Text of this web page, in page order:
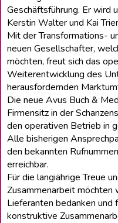
Geschäftsführung. Er wird
Kerstin Walter und Kai
Mit der Transformations-
neuen Gesellschafter,
möchten, freut sich das
Weiterentwicklung des
herausfordernden
Die neue Avus Buch &
Firmensitz in der
den operativen Betrieb in
Alle bisherigen
den bekannten
erreichbar.
Für die langiährige Treue
Zusammenarbeit möchten
Lieferanten bedanken und
konstruktive